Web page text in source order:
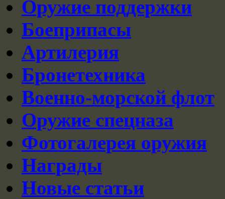
Оружие поддержки
Боеприпасы
Артилерия
Бронетехника
Военно-морской флот
Оружие спецназа
Фотогалерея оружия
Награды
Новые статьи